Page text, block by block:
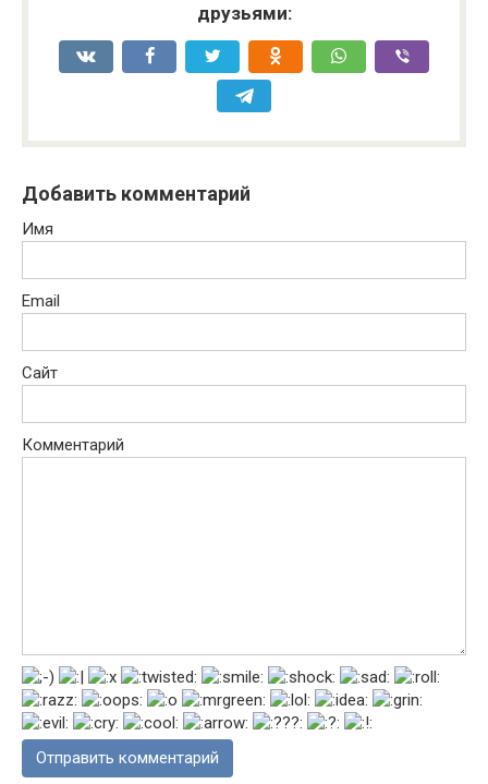
друзьями:
Добавить комментарий
Имя
Email
Сайт
Комментарий